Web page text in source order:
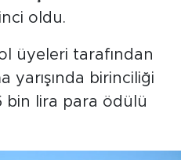
oldu.
üyeleri tarafından
yarışında birinciliği
bin lira para ödülü